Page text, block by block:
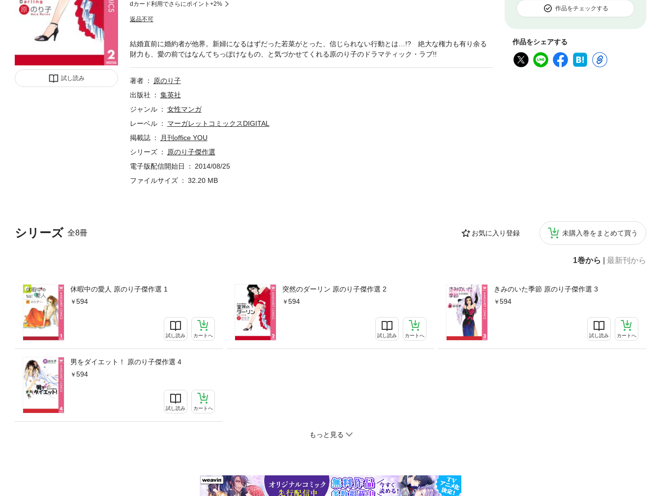
試し読み
dカード利用でさらにポイント+2%
返品不可
作品をチェックする
作品をシェアする
シリーズ 全8冊 お気に入り登録 未購入巻をまとめて買う
1巻から 最新刊から
休暇中の愛人 原のり子傑作選 1
594
試し読み カートへ
突然のダーリン 原のり子傑作選 2
594
試し読み カートへ
きみのいた季節 原のり子傑作選 3
594
試し読み カートへ
男をダイエット！ 原のり子傑作選 4
594
試し読み カートへ
もっと見る
結婚直前に婚約者が他界。新婦になるはずだった若菜がとった、信じられない行動とは…!? 絶大な権力も有り余る
財力も、愛の前ではなんてちっぽけなもの、と気づかせてくれる原のり子のドラマティック・ラブ!!
著者
原のり子
出版社
集英社
ジャンル
女性マンガ
レーベル
マーガレットコミックスDIGITAL
掲載誌
月刊office YOU
シリーズ
原のり子傑作選
電子版配信開始日
2014/08/25
ファイルサイズ
32.20 MB